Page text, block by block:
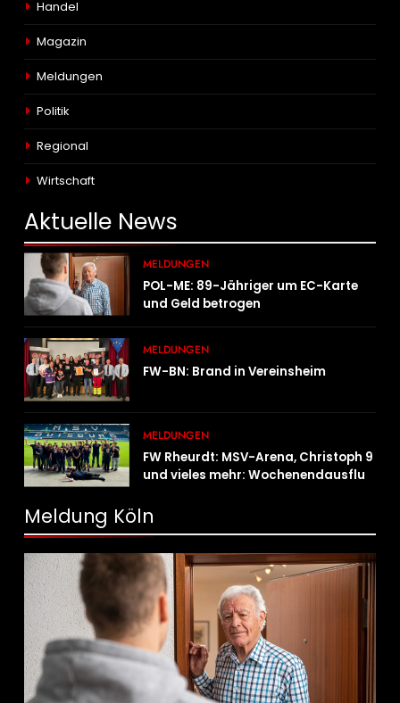
Handel
Magazin
Meldungen
Politik
Regional
Wirtschaft
Aktuelle News
MELDUNGEN
POL-ME: 89-Jähriger um EC-Karte
und Geld betrogen
MELDUNGEN
FW-BN: Brand in Vereinsheim
MELDUNGEN
FW Rheurdt: MSV-Arena, Christoph 9
und vieles mehr: Wochenendausflug
Meldung Köln